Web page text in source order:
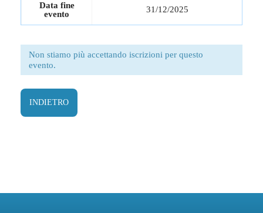
Data fine
evento
31/12/2025
Non stiamo più accettando iscrizioni per questo
evento.
INDIETRO